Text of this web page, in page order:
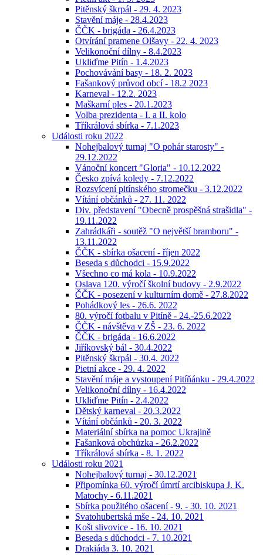
Pitěnský škrpál - 29. 4. 2023
Stavění máje - 28.4.2023
ČČK - brigáda - 26.4.2023
Otvírání pramene Olšavy - 22. 4. 2023
Velikonoční dílny - 8.4.2023
Ukliďme Pitín - 1.4.2023
Pochovávání basy - 18. 2. 2023
Fašankový průvod obcí - 18.2 2023
Karneval - 12.2. 2023
Maškarní ples - 20.1.2023
Volba prezidenta - I. a II. kolo
Tříkrálová sbírka - 7.1.2023
Události roku 2022
Nohejbalový turnaj "O pohár starosty" -
29.12.2022
Vánoční koncert "Gloria" - 10.12.2022
Česko zpívá koledy - 7.12.2022
Rozsvícení pitínského stromečku - 3.12.2022
Vítání občánků - 27. 11. 2022
Div. představení "Obecně prospěšná strašidla" -
19.11.2022
Zahrádkáři - soutěž "O největší bramboru" -
13.11.2022
ČČK - sbírka ošacení - říjen 2022
Beseda s důchodci - 15.9.2022
Všechno co má kola - 10.9.2022
Oslava 120. výročí školní budovy - 2.9.2022
ČČK - posezení v kulturním domě - 27.8.2022
Pohádkový les - 26.6. 2022
80. výročí fotbalu v Pitíně - 24.-25.6.2022
ČČK - návštěva v ZŠ - 23. 6. 2022
ČČK - brigáda - 16.6.2022
Jiříkovský bál - 30.4.2022
Pitěnský škrpál - 30.4. 2022
Pietní akce - 29. 4. 2022
Stavění máje a vystoupení Pitíňánku - 29.4.2022
Velikonoční dílny - 16.4.2022
Ukliďme Pitín - 2.4.2022
Dětský karneval - 20.3.2022
Vítání občánků - 20. 3. 2022
Materiální sbírka na pomoc Ukrajině
Fašanková obchůzka - 26.2.2022
Tříkrálová sbírka - 8. 1. 2022
Události roku 2021
Nohejbalový turnaj - 30.12.2021
Připomínka 60. výročí úmrtí arcibiskupa J. K.
Matochy - 6.11.2021
Sbírka použitého ošacení - 9. - 30. 10. 2021
Svatohubertská mše - 24. 10. 2021
Košt slivovice - 16. 10. 2021
Beseda s důchodci - 7. 10.2021
Drakiáda 3. 10. 2021